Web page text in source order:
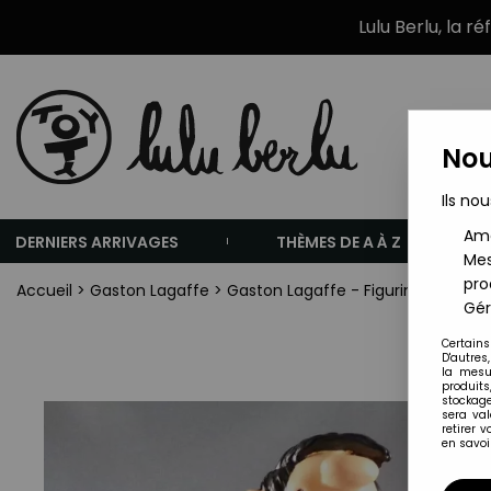
Lulu Berlu, la
DERNIERS ARRIVAGES THÈMES DE A À Z
Accueil > Gaston Lagaffe > Gaston Lagaffe - Figurine Résine
Ils
la
sera
retirer
en